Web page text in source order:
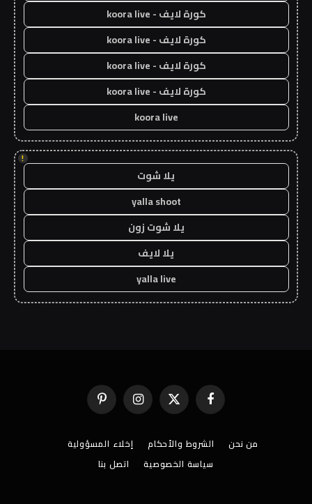
كورة لايف - koora live
كورة لايف - koora live
كورة لايف - koora live
كورة لايف - koora live
koora live
!
يلا شوت
yalla shoot
يلا شوت زون
يلا لايف
yalla live
فيسبوك X
(Twitter)
الانستغرامبينتيريست
من نحن الشروط والأحكام
إخلاء المسؤولية
سياسة الخصوصية
اتصل بنا